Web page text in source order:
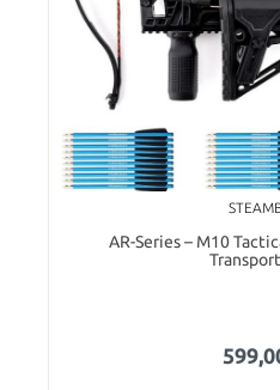
AR-Series – M10